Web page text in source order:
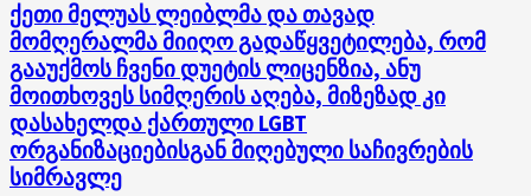
აზრის
გამოხატვას
ჩვენ
არ
ვაკონტროლებთ
ქეთი მელუას ლეიბლმა და თავად
მომღერალმა მიიღო გადაწყვეტილება, რომ
გააუქმოს ჩვენი დუეტის ლიცენზია, ანუ
მოითხოვეს სიმღერის აღება, მიზეზად კი
დასახელდა ქართული LGBT
ორგანიზაციებისგან მიღებული საჩივრების
სიმრავლე